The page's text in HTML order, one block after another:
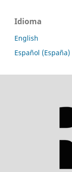
Idioma
English
Español (España)